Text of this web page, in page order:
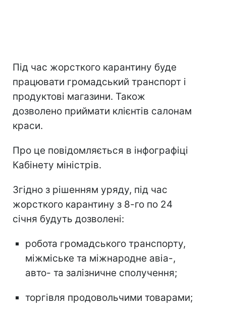
Під час жорсткого карантину буде
працювати громадський транспорт і
продуктові магазини. Також
дозволено приймати клієнтів салонам
краси.
Про це повідомляється в інфографіці
Кабінету міністрів.
Згідно з рішенням уряду, під час
жорсткого карантину з 8-го по 24
січня будуть дозволені:
робота громадського транспорту,
міжміське та міжнародне авіа-,
авто- та залізничне сполучення;
торгівля продовольчими товарами;